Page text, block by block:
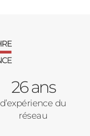
26 ans
d’expérience du
réseau